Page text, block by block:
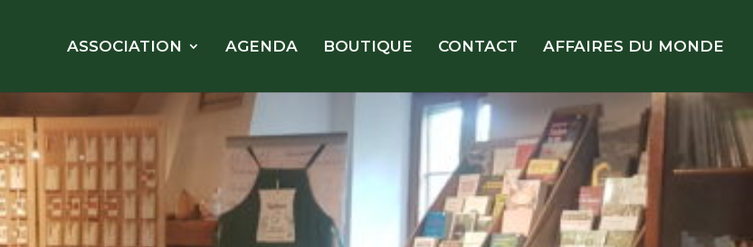
ASSOCIATION AGENDA BOUTIQUE CONTACT AFFAIRES DU MONDE